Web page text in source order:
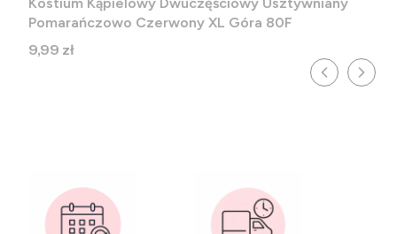
Pomarańczowo Czerwony XL Góra 80F
Cena
9,99 zł